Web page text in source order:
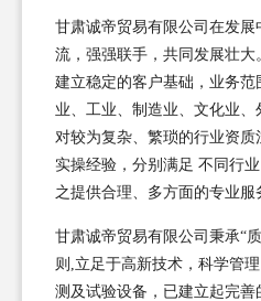
甘肃诚帝贸易有限公司在发
流，强强联手，共同发展壮大
建立稳定的客户基础，业务
业、工业、制造业、文化业
对较为复杂、繁琐的行业资
实操经验，分别满足 不同行
之提供合理、多方面的专业服
甘肃诚帝贸易有限公司秉承“
则,立足于高新技术，科学管
测及试验设备，已建立起完